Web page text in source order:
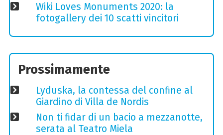
Wiki Loves Monuments 2020: la
fotogallery dei 10 scatti vincitori
Prossimamente
Lyduska, la contessa del confine al
Giardino di Villa de Nordis
Non ti fidar di un bacio a mezzanotte,
serata al Teatro Miela